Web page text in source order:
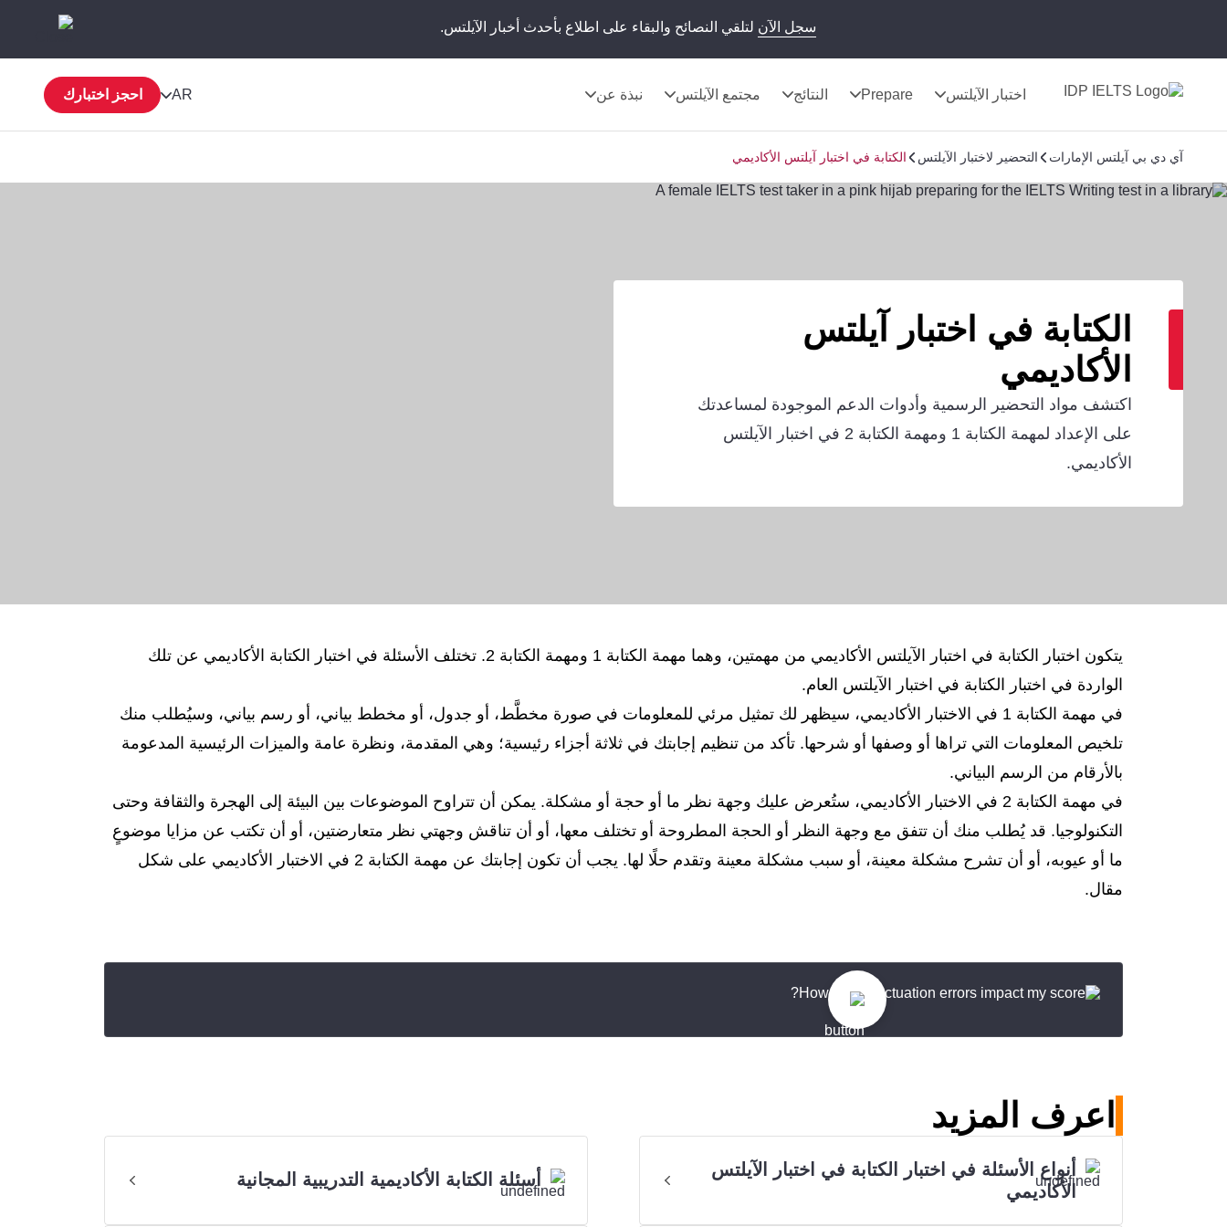
سجل الآن لتلقي النصائح والبقاء على اطلاع بأحدث أخبار الآيلتس.
اختبار الآيلتس Prepare النتائج مجتمع الآيلتس نبذة عن AR احجز اختبارك
آي دي بي آيلتس الإمارات التحضير لاختبار الآيلتس الكتابة في اختبار آيلتس الأكاديمي
الكتابة في اختبار آيلتس
الأكاديمي
اكتشف مواد التحضير الرسمية وأدوات الدعم الموجودة لمساعدتك
على الإعداد لمهمة الكتابة 1 ومهمة الكتابة 2 في اختبار الآيلتس
الأكاديمي.
يتكون اختبار الكتابة في اختبار الآيلتس الأكاديمي من مهمتين، وهما مهمة الكتابة 1 ومهمة الكتابة 2. تختلف الأسئلة في اختبار الكتابة الأكاديمي عن تلك
الواردة في اختبار الكتابة في اختبار الآيلتس العام.
في مهمة الكتابة 1 في الاختبار الأكاديمي، سيظهر لك تمثيل مرئي للمعلومات في صورة مخطَّط، أو جدول، أو مخطط بياني، أو رسم بياني، وسيُطلب منك
تلخيص المعلومات التي تراها أو وصفها أو شرحها. تأكد من تنظيم إجابتك في ثلاثة أجزاء رئيسية؛ وهي المقدمة، ونظرة عامة والميزات الرئيسية المدعومة
بالأرقام من الرسم البياني.
في مهمة الكتابة 2 في الاختبار الأكاديمي، ستُعرض عليك وجهة نظر ما أو حجة أو مشكلة. يمكن أن تتراوح الموضوعات بين البيئة إلى الهجرة والثقافة وحتى
التكنولوجيا. قد يُطلب منك أن تتفق مع وجهة النظر أو الحجة المطروحة أو تختلف معها، أو أن تناقش وجهتي نظر متعارضتين، أو أن تكتب عن مزايا موضوعٍ
ما أو عيوبه، أو أن تشرح مشكلة معينة، أو سبب مشكلة معينة وتقدم حلًا لها. يجب أن تكون إجابتك عن مهمة الكتابة 2 في الاختبار الأكاديمي على شكل
مقال.
اعرف المزيد
أنواع الأسئلة في اختبار الكتابة في اختبار الآيلتس
الأكاديمي
أسئلة الكتابة الأكاديمية التدريبية المجانية